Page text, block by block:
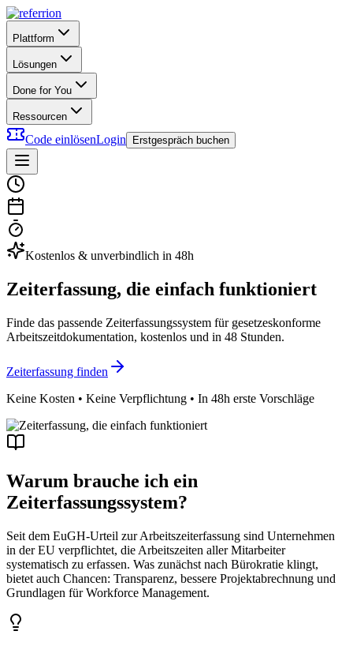
Plattform
Lösungen
Done for You
Ressourcen
Code einlösenLogin Erstgespräch buchen
Kostenlos & unverbindlich in 48h
Zeiterfassung, die einfach funktioniert
Finde das passende Zeiterfassungssystem für gesetzeskonforme
Arbeitszeitdokumentation, kostenlos und in 48 Stunden.
Zeiterfassung finden
Keine Kosten • Keine Verpflichtung • In 48h erste Vorschläge
Warum brauche ich ein
Zeiterfassungssystem?
Seit dem EuGH-Urteil zur Arbeitszeiterfassung sind Unternehmen
in der EU verpflichtet, die Arbeitszeiten aller Mitarbeiter
systematisch zu erfassen. Was zunächst nach Bürokratie klingt,
bietet auch Chancen: Transparenz, bessere Projektabrechnung und
Grundlagen für Workforce Management.